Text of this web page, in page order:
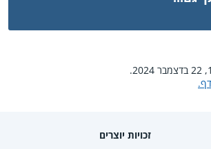
זכויות יוצרים